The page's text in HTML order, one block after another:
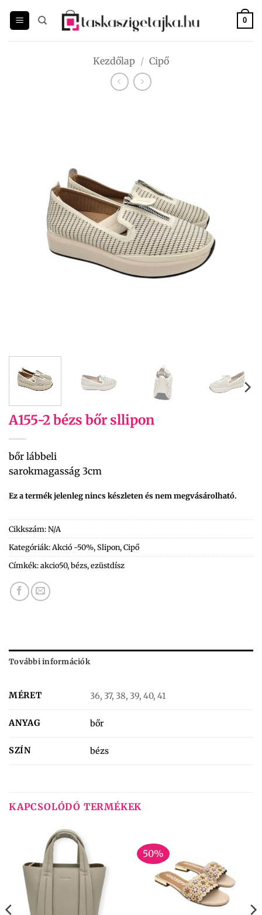
0
Kezdőlap / Cipő
A155-2 bézs bőr sllipon
bőr lábbeli
sarokmagasság 3cm
Ez a termék jelenleg nincs készleten és nem megvásárolható.
Cikkszám:N/A
Kategóriák:Akció -50%,Slipon,Cipő
Címkék:akcio50,bézs,ezüstdísz
További információk
MÉRET 36, 37, 38, 39, 40, 41
ANYAG bőr
SZÍN bézs
KAPCSOLÓDÓ TERMÉKEK
50%